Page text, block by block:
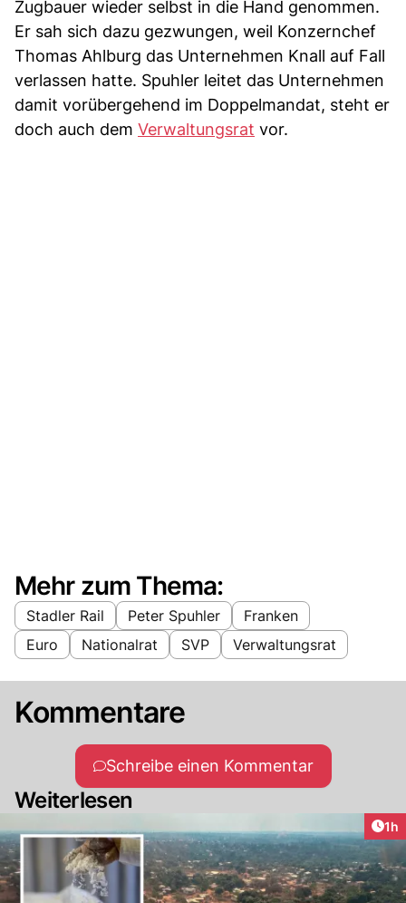
Zugbauer wieder selbst in die Hand genommen.
Er sah sich dazu gezwungen, weil Konzernchef
Thomas Ahlburg das Unternehmen Knall auf Fall
verlassen hatte. Spuhler leitet das Unternehmen
damit vorübergehend im Doppelmandat, steht er
doch auch dem Verwaltungsrat vor.
Mehr zum Thema:
Stadler Rail Peter Spuhler
Franken
Euro
Nationalrat SVP Verwaltungsrat
Kommentare
Schreibe einen Kommentar
Weiterlesen
1h